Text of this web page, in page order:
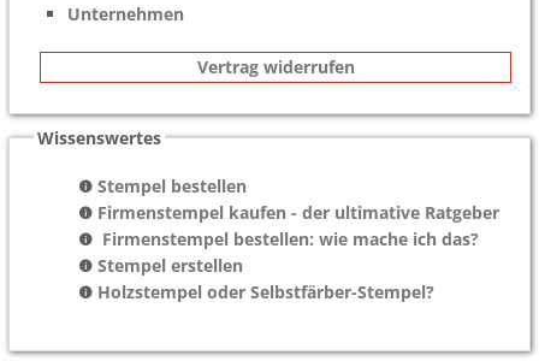
Unternehmen
Vertrag widerrufen
Wissenswertes
Stempel bestellen
Firmenstempel kaufen - der ultimative Ratgeber
Firmenstempel bestellen: wie mache ich das?
Stempel erstellen
Holzstempel oder Selbstfärber-Stempel?